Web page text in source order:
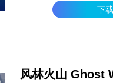
下载
风林火山 Ghost